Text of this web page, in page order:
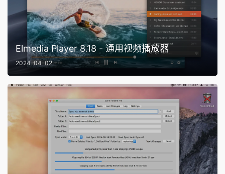
Elmedia Player 8.18 - 通用视频播放器
2024-04-02